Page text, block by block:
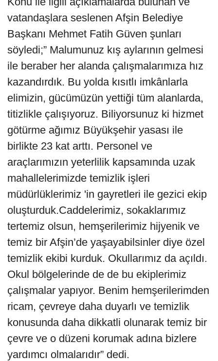
vatandaşlara seslenen Afşin Belediye
Başkanı Mehmet Fatih Güven şunları
söyledi;” Malumunuz kış aylarının gelmesi
ile beraber her alanda çalışmalarımıza hız
kazandırdık. Bu yolda kısıtlı imkânlarla
elimizin, gücümüzün yettiği tüm alanlarda,
titizlikle çalışıyoruz. Biliyorsunuz ki hizmet
götürme ağımız Büyükşehir yasası ile
birlikte 23 kat arttı. Personel ve
araçlarımızın yeterlilik kapsamında uzak
mahallelerimizde temizlik işleri
müdürlüklerimiz 'in gayretleri ile gezici ekip
oluşturduk.Caddelerimiz, sokaklarımız
tertemiz olsun, hemşerilerimiz hijyenik ve
temiz bir Afşin’de yaşayabilsinler diye özel
temizlik ekibi kurduk. Okullarımız da açıldı.
Okul bölgelerinde de de bu ekiplerimiz
çalışmalar yapıyor. Benim hemşerilerimden
ricam, çevreye daha duyarlı ve temizlik
konusunda daha dikkatli olunarak temiz bir
çevre ve o düzeni korumak adına bizlere
yardımcı olmalarıdır” dedi.